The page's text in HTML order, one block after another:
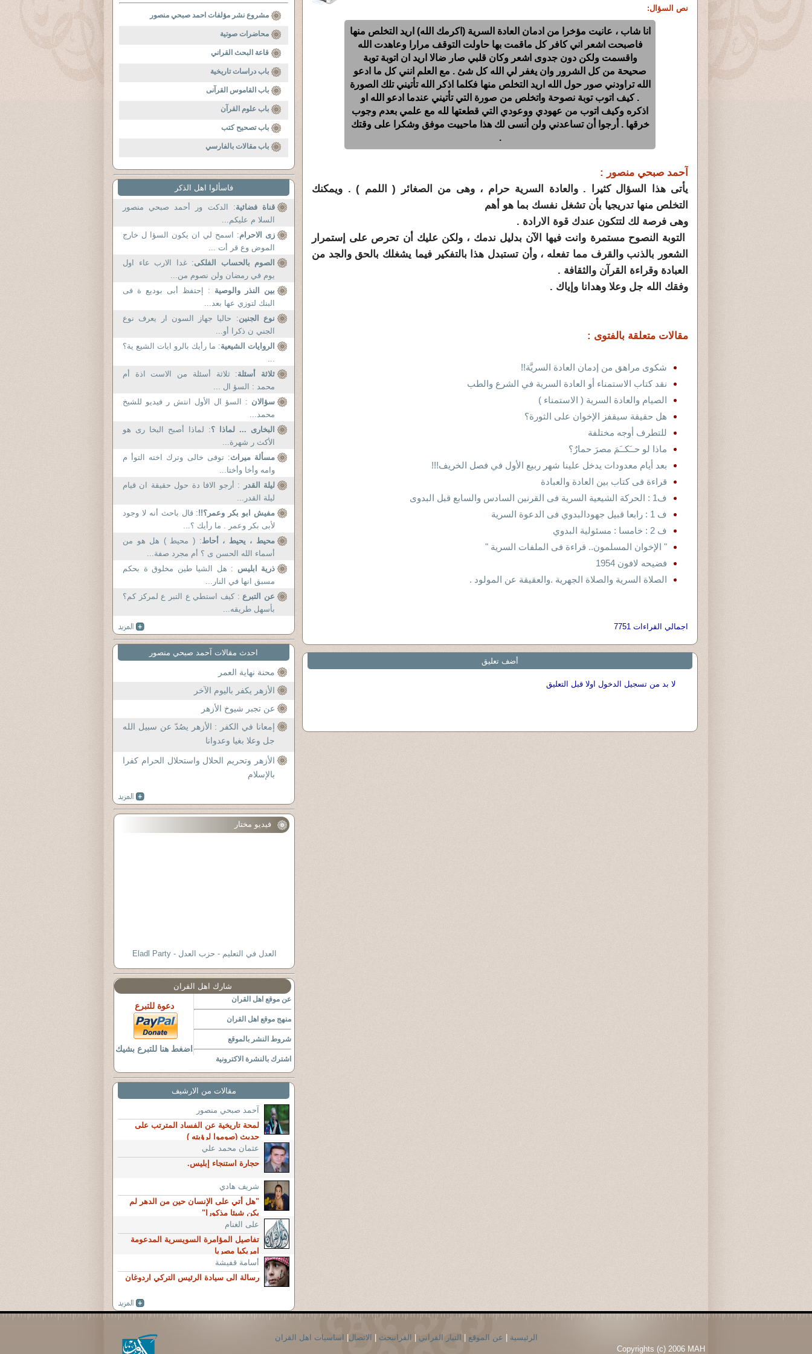
نص السؤال:
انا شاب ، عانيت مؤخرا من ادمان العادة السرية (اكرمك الله) اريد التخلص منها
فاصبحت اشعر اني كافر كل ماقمت بها حاولت التوقف مرارا وعاهدت الله
واقسمت ولكن دون جدوى اشعر وكان قلبي صار ضالا اريد ان اتوبة توبة
صحيحة من كل الشرور وان يغفر لي الله كل شئ . مع العلم انني كل ما ادعو
الله تراودني صور حول الله اريد التخلص منها فكلما اذكر الله تأتيني تلك الصورة
. كيف اتوب توبة نصوحة واتخلص من صورة التي تأتيني عندما ادعو الله او
اذكره وكيف اتوب من عهودي ووعودي التي قطعتها لله مع علمي بعدم وجوب
خرقها . أرجوا أن تساعدني ولن أنسى لك هذا ماحييت موفق وشكرا على وقتك
.
آحمد صبحي منصور :
يأتى هذا السؤال كثيرا . والعادة السرية حرام ، وهى من الصغائر ( اللمم ) . ويمكنك
التخلص منها تدريجيا بأن تشغل نفسك بما هو أهم
وهى فرصة لك لتتكون عندك قوة الارادة .
التوبة النصوح مستمرة وانت فيها الآن بدليل ندمك ، ولكن عليك أن تحرص على إستمرار
الشعور بالذنب والقرف مما تفعله ، وأن تستبدل هذا بالتفكير فيما يشغلك بالحق والجد من
العبادة وقراءة القرآن والثقافة .
وفقك الله جل وعلا وهدانا وإياك .
مقالات متعلقة بالفتوى :
شكوى مراهق من إدمان العادة السريَّة!!
نقد كتاب الاستمناء أو العادة السرية في الشرع والطب
الصيام والعادة السرية ( الاستمناء )
هل حقيقة سيقفز الإخوان على الثورة؟
للتطرف أوجه مختلفة
ماذا لو حــَكــَمَ مصرَ حمارٌ؟
بعد أيام معدودات يدخل علينا شهر ربيع الأول في فصل الخريف!!!
قراءة فى كتاب بين العادة والعبادة
ف1 : الحركة الشيعية السرية فى القرنين السادس والسابع قبل البدوى
ف 1 : رابعا قبيل جهودالبدوي فى الدعوة السرية
ف 2 : خامسا : مسئولية البدوي
" الإخوان المسلمون.. قراءة فى الملفات السرية "
فضيحه لافون 1954
الصلاة السرية والصلاة الجهرية .والعقيقة عن المولود .
اجمالي القراءات 7751
أضف تعليق
لا بد من تسجيل الدخول اولا قبل التعليق
مشروع نشر مؤلفات احمد صبحي منصور
محاضرات صوتية
قاعة البحث القراني
باب دراسات تاريخية
باب القاموس القرآنى
باب علوم القرآن
باب تصحيح كتب
باب مقالات بالفارسي
فاسألوا اهل الذكر
قناة فضائية: الدكت ور أحمد صبحي منصور
السلا م عليكم...
زى الاحرام: اسمح لي ان يكون السؤا ل خارج
الموض وع قر أت ...
الصوم بالحساب الفلكى: غدا الارب عاء اول
يوم في رمضان ولن نصوم من...
بين النذر والوصية : إحتفظ أبى بوديع ة فى
البنك لتوزي عها بعد...
نوع الجنين: حاليا جهاز السون ار يعرف نوع
الجني ن ذكرا أو...
الروايات الشيعية: ما رأيك بالرو ايات الشيع ية؟
...
ثلاثة أسئلة: ثلاثة أسئلة من الاست اذة أم
محمد : السؤ ال ...
سؤالان : السؤ ال الأول انتش ر فيديو للشيخ
محمد...
البخارى ... لماذا ؟: لماذا أصبح البخا رى هو
الأكث ر شهرة...
مسألة ميراث: توفى خالى وترك اخته التوأ م
وامه وأخا وأختا...
ليلة القدر : أرجو الافا دة حول حقيقة ان قيام
ليلة القدر...
مفيش ابو بكر وعمر؟!!: قال باحث أنه لا وجود
لأبى بكر وعمر . ما رأيك ؟...
محيط ، يحيط ، أحاط: ( محيط ) هل هو من
أسماء الله الحسن ى ؟ أم مجرد صفة...
ذرية ابليس : هل الشيا طين مخلوق ة بحكم
مسبق انها في النار...
عن التبرع : كيف استطي ع التبر ع لمركز كم؟
بأسهل طريقه...
احدث مقالات آحمد صبحي منصور
محنة نهاية العمر
الأزهر يكفر باليوم الآخر
عن تجبر شيوخ الأزهر
إمعانا في الكفر : الأزهر يصُدّ عن سبيل الله
جل وعلا بغيا وعدوانا
الأزهر وتحريم الحلال واستحلال الحرام كفرا
بالإسلام
فيديو مختار
العدل في التعليم - حزب العدل - Eladl Party
شارك اهل القران
عن موقع اهل القران
منهج موقع اهل القران
شروط النشر بالموقع
اشترك بالنشرة الاكترونية
دعوة للتبرع
اضغط هنا للتبرع بشيك
مقالات من الارشيف
آحمد صبحي منصور
لمحة تاريخية عن الفساد المترتب على
حديث (صوموا لرؤيته )
عثمان محمد علي
حجارة استنجاء إبليس.
شريف هادي
"هل أتي على الإنسان حين من الدهر لم
يكن شيئا مذكورا"
على الغنام
تفاصيل المؤامرة السويسرية المدعومة
امريكيا مصريا
أسامة قفيشة
رسالة الى سيادة الرئيس التركي اردوغان
الرئيسية عن الموقع التيار القراني القرانبحث الاتصال
اساسيات اهل القران
Copyrights (c) 2006 MAH